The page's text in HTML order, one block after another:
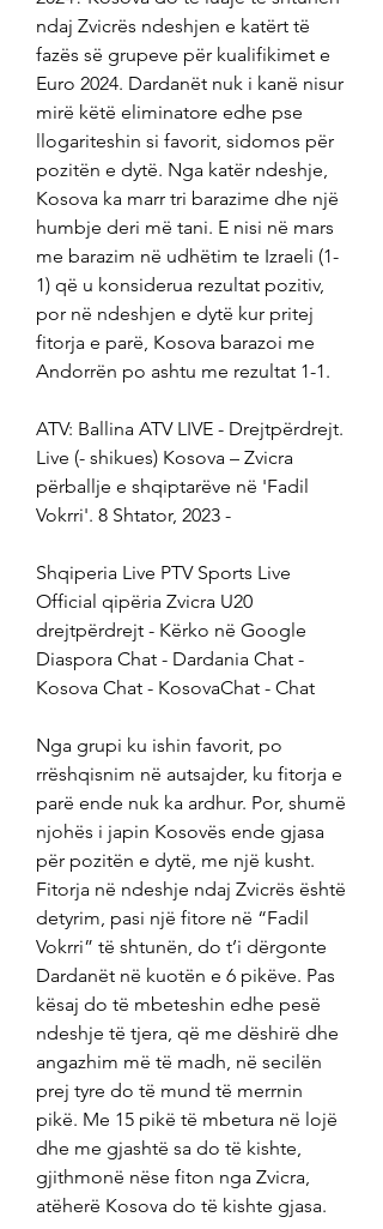
ndaj Zvicrës ndeshjen e katërt të
fazës së grupeve për kualifikimet e
Euro 2024. Dardanët nuk i kanë nisur
mirë këtë eliminatore edhe pse
llogariteshin si favorit, sidomos për
pozitën e dytë. Nga katër ndeshje,
Kosova ka marr tri barazime dhe një
humbje deri më tani. E nisi në mars
me barazim në udhëtim te Izraeli (1-
1) që u konsiderua rezultat pozitiv,
por në ndeshjen e dytë kur pritej
fitorja e parë, Kosova barazoi me
Andorrën po ashtu me rezultat 1-1.
ATV: Ballina ATV LIVE - Drejtpërdrejt.
Live (- shikues) Kosova – Zvicra
përballje e shqiptarëve në 'Fadil
Vokrri'. 8 Shtator, 2023 -
Shqiperia Live PTV Sports Live
Official qipëria Zvicra U20
drejtpërdrejt - Kërko në Google
Diaspora Chat - Dardania Chat -
Kosova Chat - KosovaChat - Chat
Nga grupi ku ishin favorit, po
rrëshqisnim në autsajder, ku fitorja e
parë ende nuk ka ardhur. Por, shumë
njohës i japin Kosovës ende gjasa
për pozitën e dytë, me një kusht.
Fitorja në ndeshje ndaj Zvicrës është
detyrim, pasi një fitore në “Fadil
Vokrri” të shtunën, do t’i dërgonte
Dardanët në kuotën e 6 pikëve. Pas
kësaj do të mbeteshin edhe pesë
ndeshje të tjera, që me dëshirë dhe
angazhim më të madh, në secilën
prej tyre do të mund të merrnin
pikë. Me 15 pikë të mbetura në lojë
dhe me gjashtë sa do të kishte,
gjithmonë nëse fiton nga Zvicra,
atëherë Kosova do të kishte gjasa.